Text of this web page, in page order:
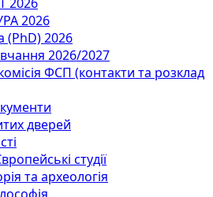
2026
(PhD) 2026
2026/2027
ФСП (контакти та розклад
дверей
студії
та археологія